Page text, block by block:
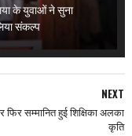
के युवाओं ने सुना
संकल्प
NEXT
फिर सम्मानित हुई शिक्षिका अलका
कृति